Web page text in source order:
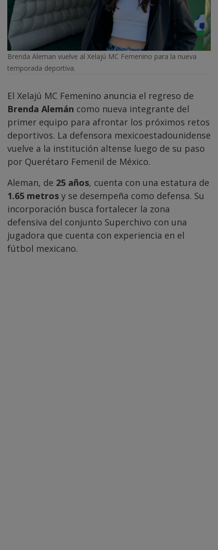
Brenda Aleman vuelve al Xelajú MC Femenino para la nueva
temporada deportiva.
El Xelajú MC Femenino anuncia el regreso de
Brenda Alemán como nueva integrante del
primer equipo para afrontar los próximos retos
deportivos. La defensora mexicoestadounidense
vuelve a la institución altense luego de su paso
por Querétaro Femenil de México.
Aleman, de 25 años, cuenta con una estatura de
1.65 metros y se desempeña como defensa. Su
incorporación busca fortalecer la zona
defensiva del conjunto Superchivo con una
jugadora que cuenta con experiencia en el
fútbol mexicano.